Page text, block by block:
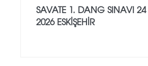
SAVATE 1. DANG SINAVI
2026 ESKİŞEHİR